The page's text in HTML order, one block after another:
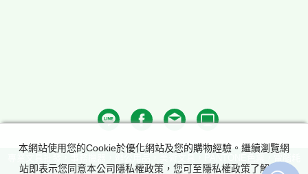
本網站使用您的Cookie於優化網站及您的購物經驗。繼續瀏覽網
站即表示您同意本公司隱私權政策，您可至隱私權政策了解詳細